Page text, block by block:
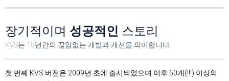
장기적이며 성공적인 스토리
KVS는 15년간의 끊임없는 개발과 개선을 의미합니다.
첫 번째 KVS 버전은 2009년 초에 출시되었으며 이후 50개(!!!) 이상의